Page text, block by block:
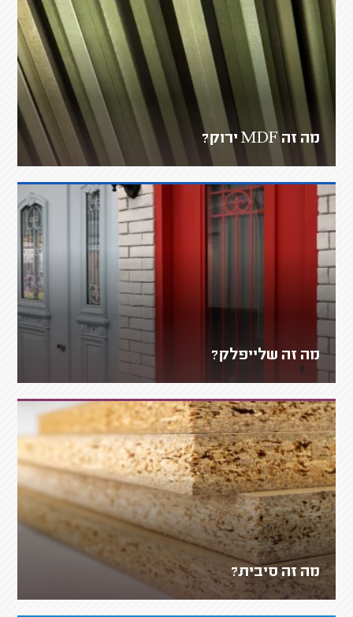
מה זה MDF ירוק?
מה זה שלייפלק?
מה זה סיבית?